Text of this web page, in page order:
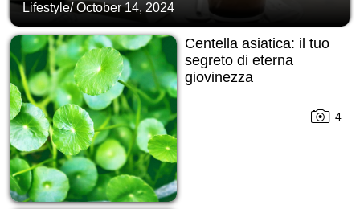
Lifestyle/October 14, 2024
Centella asiatica: il tuo
segreto di eterna
giovinezza
4